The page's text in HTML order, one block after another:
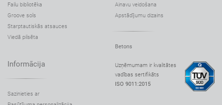
Saules sols Photon 02.409
Saules sols Photon 02.409.3
Saules sols Szczepańska 02.484.1
Sēdeklis Flash 02.825.1
Failu bibliotēka
Groove sols
Starptautiskās atsauces
Viedā pilsēta
Ainavu veidošana
Apstādījumu dizains
Betons
Informācija
Sazinieties ar
Uzņēmumam ir kvalitātes
vadības sertifikāts
ISO 9011:2015